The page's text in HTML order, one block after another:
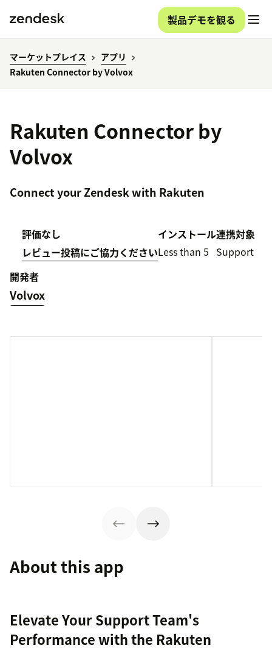
製品デモを観る
マーケットプレイス
アプリ
Rakuten Connector by Volvox
Rakuten Connector by
Volvox
Connect your Zendesk with Rakuten
評価なし
レビュー投稿にご協力ください
インストール
Less than 5
連携対象
Support
開発者
Volvox
About this app
Elevate Your Support Team's
Performance with the Rakuten